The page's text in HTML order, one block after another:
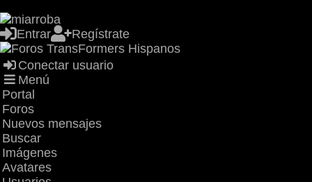
Entrar Regístrate
Conectar usuario
Menú
Portal
Foros
Nuevos mensajes
Buscar
Imágenes
Avatares